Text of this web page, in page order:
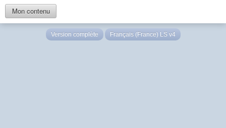
Mon contenu
Version complète Français (France) LS v4